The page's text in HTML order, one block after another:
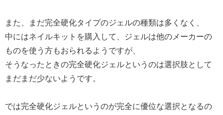
また、まだ完全硬化タイプのジェルの種類は多くなく、
中にはネイルキットを購入して、ジェルは他のメーカーの
ものを使う方もおられるようですが、
そうなったときの完全硬化ジェルというのは選択肢として
まだまだ少ないようです。
では完全硬化ジェルというのが完全に優位な選択となるの